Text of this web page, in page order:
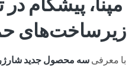
زیرساخت‌های
با معرفیسه محصول جدید